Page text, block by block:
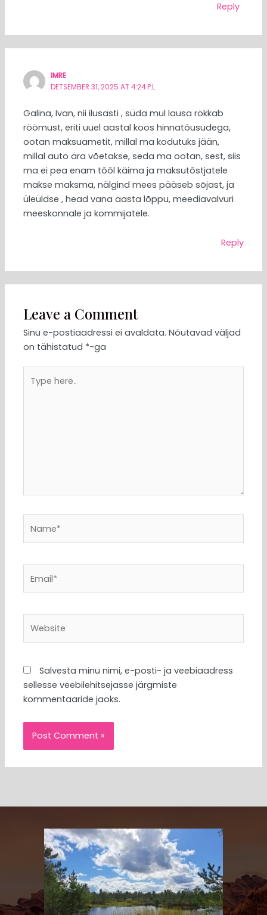
Reply
IMRE
DETSEMBER 31, 2025 AT 4:24 P.L.
Galina, Ivan, nii ilusasti , süda mul lausa rökkab
röömust, eriti uuel aastal koos hinnatõusudega,
ootan maksuametit, millal ma kodutuks jään,
millal auto ära võetakse, seda ma ootan, sest, siis
ma ei pea enam tõõl käima ja maksutõstjatele
makse maksma, nälgind mees pääseb sõjast, ja
üleüldse , head vana aasta lõppu, meediavalvuri
meeskonnale ja kommijatele.
Reply
Leave a Comment
Sinu e-postiaadressi ei avaldata. Nõutavad väljad
on tähistatud *-ga
here..
Salvesta minu nimi, e-posti- ja veebiaadress
sellesse veebilehitsejasse järgmiste
kommentaaride jaoks.